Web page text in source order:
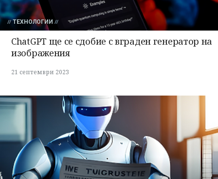
ТЕХНОЛОГИИ
ChatGPT ще се сдобие с вграден генератор на
изображения
21 септември 2023